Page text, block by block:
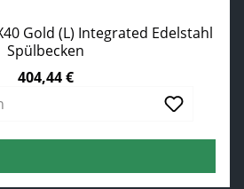
Gold (L) Integrated Edelstahl
Spülbecken
404,44 €